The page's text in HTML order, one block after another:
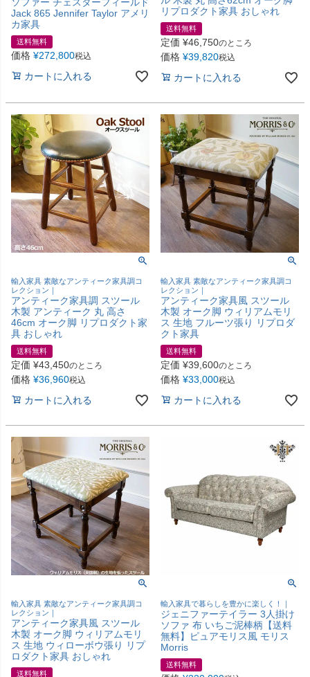
Jack 865 Jennifer Taylor アメリ
カ家具
送料無料
価格 ¥272,800税込
カートに入れる
リプロダクト家具 おしゃれ
送料無料
定価 ¥46,750のところ
価格 ¥39,820税込
カートに入れる
輸入家具 素敵なアンティーク家具調コ
レクション｜
アンティーク家具調 スツール
木製 アンティーク 丸 高さ
46cm オーク脚 リプロダクト家
具 おしゃれ
送料無料
定価 ¥43,450のところ
価格 ¥36,960税込
カートに入れる
輸入家具 素敵なアンティーク家具調コ
レクション｜
アンティーク家具風 スツール
木製 オーク脚 ウィリアムモリ
ス 生地 フルーツ張り リプロダ
クト家具
送料無料
定価 ¥39,600のところ
価格 ¥33,000税込
カートに入れる
輸入家具 素敵なアンティーク家具調コ
レクション｜
アンティーク家具風 スツール
木製 オーク脚 ウィリアムモリ
ス 生地 ウィローボウ張り リプ
ロダクト家具 おしゃれ
送料無料
輸入家具で暮らしを豊かに楽しく！｜
ジェニファーテイラー 3人掛け
ソファ 布 いちご泥棒柄【送料
無料】ピュアモリス風 モリス
Morris
送料無料